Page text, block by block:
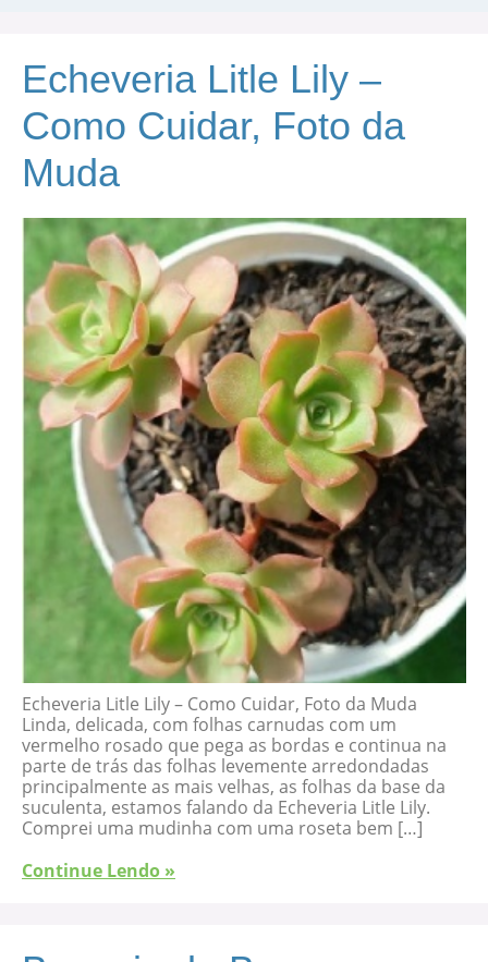
Echeveria Litle Lily –
Como Cuidar, Foto da
Muda
Echeveria Litle Lily – Como Cuidar, Foto da Muda
Linda, delicada, com folhas carnudas com um
vermelho rosado que pega as bordas e continua na
parte de trás das folhas levemente arredondadas
principalmente as mais velhas, as folhas da base da
suculenta, estamos falando da Echeveria Litle Lily.
Comprei uma mudinha com uma roseta bem […]
Continue Lendo »